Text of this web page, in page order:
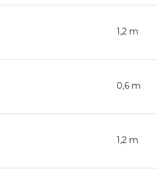
1,2 m
0,6 m
1,2 m